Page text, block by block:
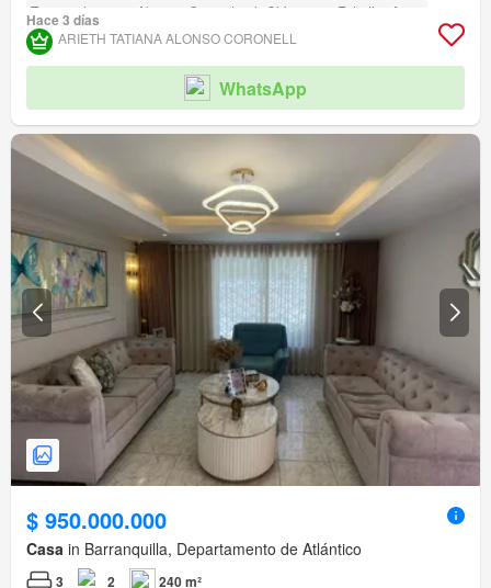
Tanque de agua
Alarma Gas natural Chimenea Estudio
Agua
Electricidad Depósito Terraza Permite mascotas
amenity_wi_fi
Barbecue Caseta de vigilancia
Acceso para personas con discapacidad
Hace 3 días
ARIETH TATIANA ALONSO CORONELL
WhatsApp
$ 950.000.000
Casa in Barranquilla, Departamento de Atlántico
3 2 240 m²